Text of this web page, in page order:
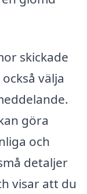
skickade
välja
göra
och
detaljer
visar att du